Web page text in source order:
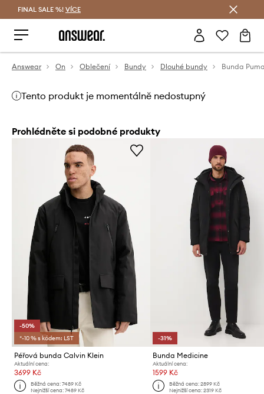
FINAL SALE %! VÍCE
Answear On Oblečení Bundy Dlouhé bundy Bunda
Tento produkt je momentálně nedostupný
Prohlédněte si podobné produkty
-50%
*-10 % s kódem: LST
Péřová bunda Calvin Klein
Aktuální cena:
3699 Kč
Běžná cena:7489 Kč
Nejnižší cena:7489 Kč
-31%
Bunda Medicine
Aktuální cena:
1599 Kč
Běžná cena: 2899 Kč
Nejnižší cena: 2319 Kč